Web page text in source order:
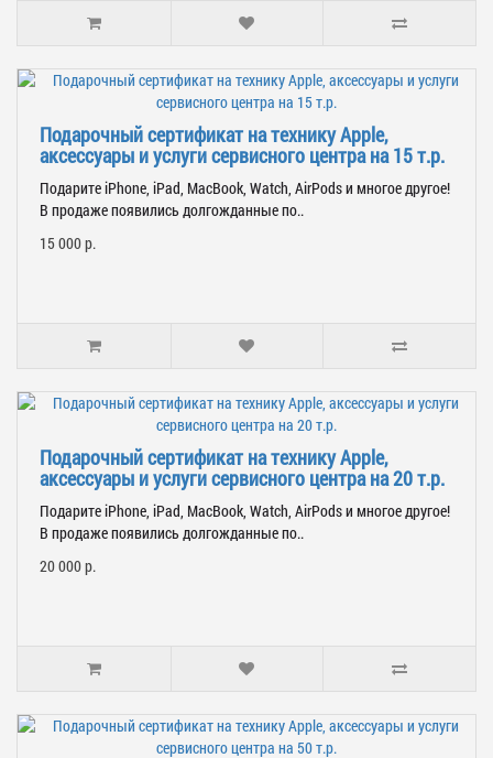
Подарочный сертификат на технику Apple,
аксессуары и услуги сервисного центра на 15 т.р.
Подарите iPhone, iPad, MacBook, Watch, AirPods и многое другое!
В продаже появились долгожданные по..
15 000 р.
Подарочный сертификат на технику Apple,
аксессуары и услуги сервисного центра на 20 т.р.
Подарите iPhone, iPad, MacBook, Watch, AirPods и многое другое!
В продаже появились долгожданные по..
20 000 р.